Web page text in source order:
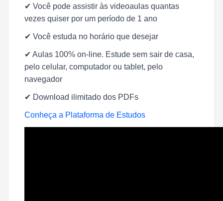
✔ Você pode assistir às videoaulas quantas
vezes quiser por um período de 1 ano
✔ Você estuda no horário que desejar
✔ Aulas 100% on-line. Estude sem sair de casa,
pelo celular, computador ou tablet, pelo
navegador
✔ Download ilimitado dos PDFs
Conheça a Plataforma de Estudos